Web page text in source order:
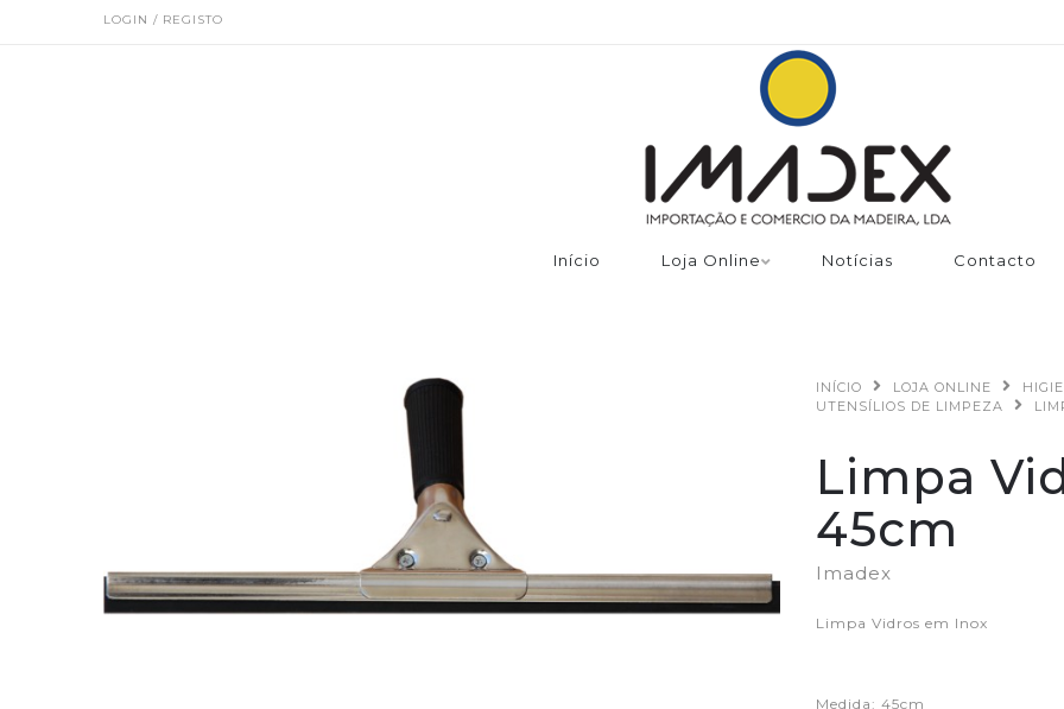
LOGIN / REGISTO
Início Loja Online Notícias Contacto
INÍCIO LOJA ONLINE
UTENSÍLIOS DE LIMPEZA
Limpa
45cm
Imadex
Limpa Vidros em Inox
Medida: 45cm